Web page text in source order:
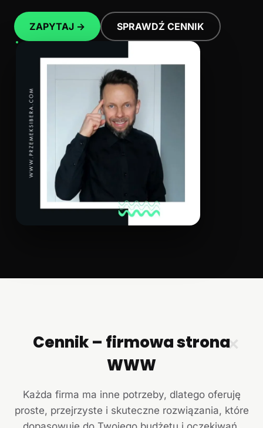
ZAPYTAJ → SPRAWDŹ CENNIK
✕
Cennik – firmowa strona
WWW
Każda firma ma inne potrzeby, dlatego oferuję
proste, przejrzyste i skuteczne rozwiązania, które